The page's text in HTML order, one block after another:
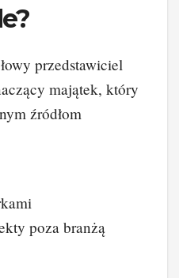
przedstawiciel
majątek, który
źródłom
poza branżą